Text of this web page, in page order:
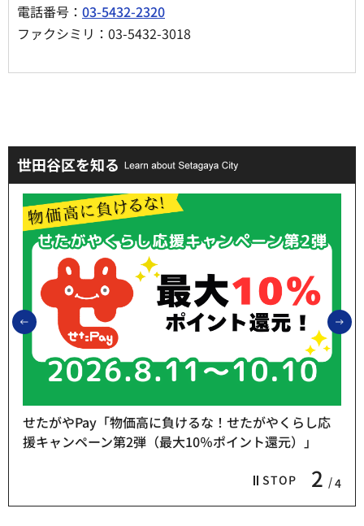
電話番号： 03-5432-2320
ファクシミリ：03-5432-3018
世田谷区を知る
前のスライドを表示
STOP 2 4
せたがやPay「物価高に負けるな！せたがやくらし応
援キャンペーン第2弾（最大10％ポイント還元）」